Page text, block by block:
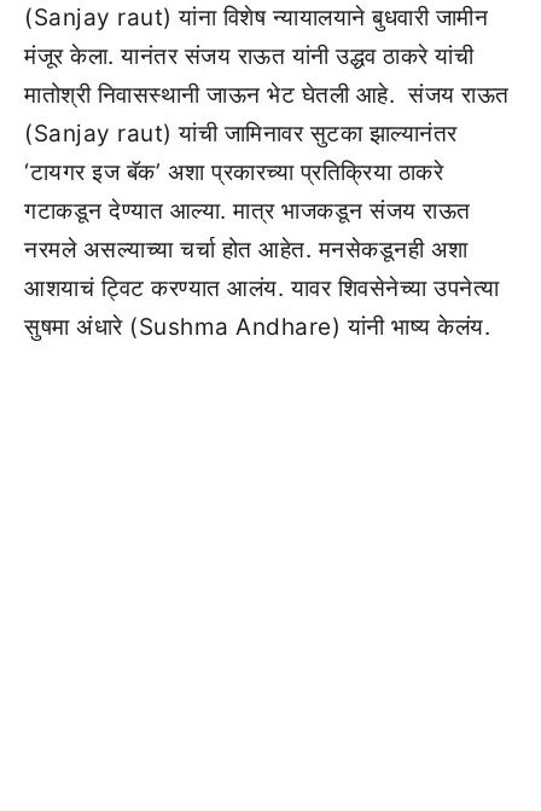
(Sanjay raut) यांना विशेष न्यायालयाने बुधवारी जामीन
मंजूर केला. यानंतर संजय राऊत यांनी उद्धव ठाकरे यांची
मातोश्री निवासस्थानी जाऊन भेट घेतली आहे. संजय राऊत
(Sanjay raut) यांची जामिनावर सुटका झाल्यानंतर
‘टायगर इज बॅक’ अशा प्रकारच्या प्रतिक्रिया ठाकरे
गटाकडून देण्यात आल्या. मात्र भाजकडून संजय राऊत
नरमले असल्याच्या चर्चा होत आहेत. मनसेकडूनही अशा
आशयाचं ट्विट करण्यात आलंय. यावर शिवसेनेच्या उपनेत्या
सुषमा अंधारे (Sushma Andhare) यांनी भाष्य केलंय.